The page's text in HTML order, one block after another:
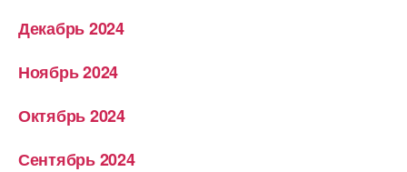
Декабрь 2024
Ноябрь 2024
Октябрь 2024
Сентябрь 2024